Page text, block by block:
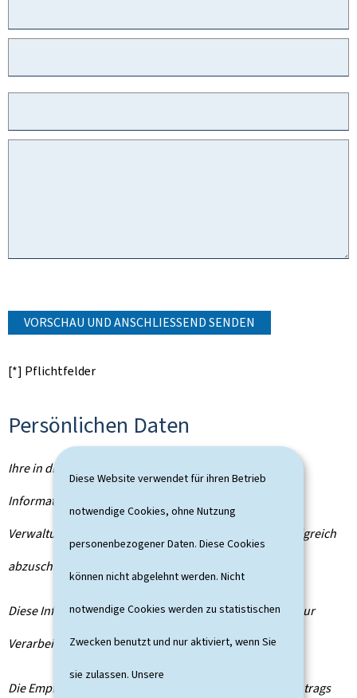
Diese Website verwendet für ihren Betrieb
notwendige Cookies, ohne Nutzung
personenbezogener Daten. Diese Cookies
können nicht abgelehnt werden. Nicht
notwendige Cookies werden zu statistischen
Zwecken benutzt und nur aktiviert, wenn Sie
sie zulassen. Unsere
VORSCHAU UND ANSCHLIESSEND SENDEN
[*] Pflichtfelder
Persönlichen Daten
Ihre in diesem Formular erfassten personenbezogenen
Informationen werden von der zuständigen
Verwaltungsbehörde verarbeitet, um Ihren Antrag erfolgreich
abzuschließen.
Diese Informationen werden von der Behörde für den zur
Verarbeitung erforderlichen Zeitraum gespeichert.
Die Empfänger Ihrer Daten sind die im Rahmen Ihres Antrags